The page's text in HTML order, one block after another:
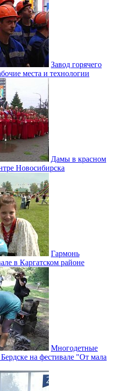
Завод горячего
места и технологии
Дамы в красном
Новосибирска
Гармонь
в Каргатском районе
Многодетные
на фестивале "От мала